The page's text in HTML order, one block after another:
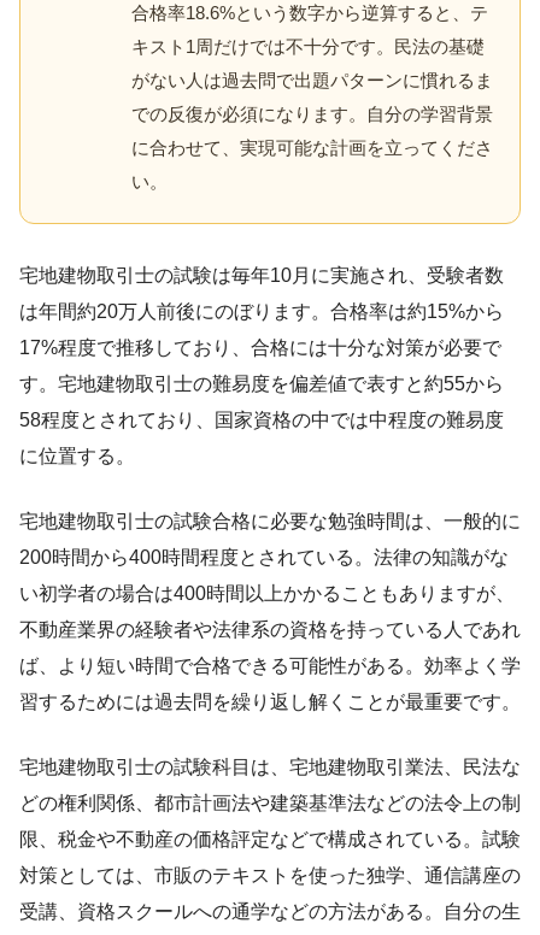
合格率18.6%という数字から逆算すると、テ
キスト1周だけでは不十分です。民法の基礎
がない人は過去問で出題パターンに慣れるま
での反復が必須になります。自分の学習背景
に合わせて、実現可能な計画を立ってくださ
い。
宅地建物取引士の試験は毎年10月に実施され、受験者数
は年間約20万人前後にのぼります。合格率は約15%から
17%程度で推移しており、合格には十分な対策が必要で
す。宅地建物取引士の難易度を偏差値で表すと約55から
58程度とされており、国家資格の中では中程度の難易度
に位置する。
宅地建物取引士の試験合格に必要な勉強時間は、一般的に
200時間から400時間程度とされている。法律の知識がな
い初学者の場合は400時間以上かかることもありますが、
不動産業界の経験者や法律系の資格を持っている人であれ
ば、より短い時間で合格できる可能性がある。効率よく学
習するためには過去問を繰り返し解くことが最重要です。
宅地建物取引士の試験科目は、宅地建物取引業法、民法な
どの権利関係、都市計画法や建築基準法などの法令上の制
限、税金や不動産の価格評定などで構成されている。試験
対策としては、市販のテキストを使った独学、通信講座の
受講、資格スクールへの通学などの方法がある。自分の生